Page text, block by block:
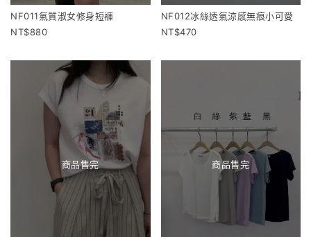
NF011氣質淑女修身短褲
880
NF012冰絲透氣涼感無痕小可愛
470
商品售完 商品售完